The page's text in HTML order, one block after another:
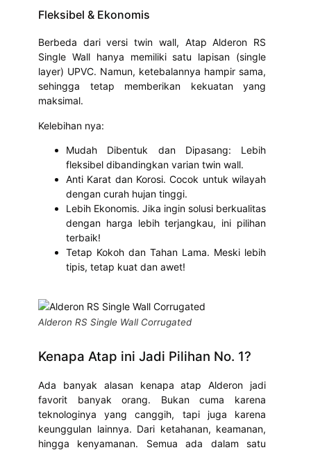
Fleksibel & Ekonomis
Berbeda dari versi twin wall, Atap Alderon RS
Single Wall hanya memiliki satu lapisan (single
layer) UPVC. Namun, ketebalannya hampir sama,
sehingga tetap memberikan kekuatan yang
maksimal.
Kelebihan nya:
Mudah Dibentuk dan Dipasang: Lebih
fleksibel dibandingkan varian twin wall.
Anti Karat dan Korosi. Cocok untuk wilayah
dengan curah hujan tinggi.
Lebih Ekonomis. Jika ingin solusi berkualitas
dengan harga lebih terjangkau, ini pilihan
terbaik!
Tetap Kokoh dan Tahan Lama. Meski lebih
tipis, tetap kuat dan awet!
Alderon RS Single Wall Corrugated
Kenapa Atap ini Jadi Pilihan No. 1?
Ada banyak alasan kenapa atap Alderon jadi
favorit banyak orang. Bukan cuma karena
teknologinya yang canggih, tapi juga karena
keunggulan lainnya. Dari ketahanan, keamanan,
hingga kenyamanan. Semua ada dalam satu